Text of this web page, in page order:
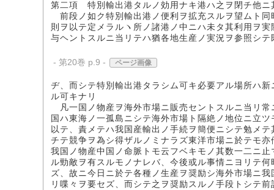
第二項 特別輸出港タルノ効用ナキ港ハ之ヲ閉チ他
前段ノ如ク特別輸出港ノ便利ヲ拡充スルヲ望ムト
則ヲ以テ定メラルヽ所ノ諸港ノ中ニハ未タ其利用ヲ
与ヘントスルニ当リテハ猶各地生産ノ実況ヲ参照シ
- 第20巻 p.9 - ページ画像
ヂ、而シテ特別輸出港タラシム可キ必要アル場所ハ
ル可キナリ
凡一国ノ物産ヲ海外市場ニ販売セントスルニ当リ
国ハ東海ノ一孤島ニシテ海外市場ト隔絶ノ地位ニ立
以テ、責メテハ我国産輸出ノ手続ヲ簡便ニシテ勉メ
チテ競争ヲ為シ得ザルノミナラズ東洋市場ニ於テモ
我国ノ物産中国ノ命脈トモ云フベキモノ其数一二ニ
ル勁敵ヲ有スルモノナレバ、今後或ル事情ニヨリテ
ズ、故ニ今日ニ於テ各種ノ生産ヲ奨励シ海外市場ニ
リ喋々ヲ要セズ、而シテ之ヲ奨励スルノ手段トシテ